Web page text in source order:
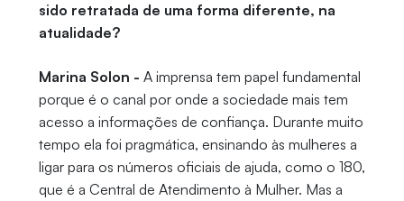
sido retratada de uma forma diferente, na
atualidade?
Marina Solon - A imprensa tem papel fundamental
porque é o canal por onde a sociedade mais tem
acesso a informações de confiança. Durante muito
tempo ela foi pragmática, ensinando às mulheres a
ligar para os números oficiais de ajuda, como o 180,
que é a Central de Atendimento à Mulher. Mas a